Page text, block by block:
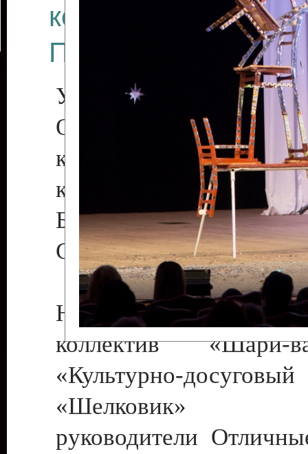
коллективов
Приднестровского
Участники фестиваля:
Образцовый
коллектив
культуры с.
Бендеры ,
Светлана Георгиевна
Народный цирковой
коллектив
«Культурно-
«Шелковик»
руководители